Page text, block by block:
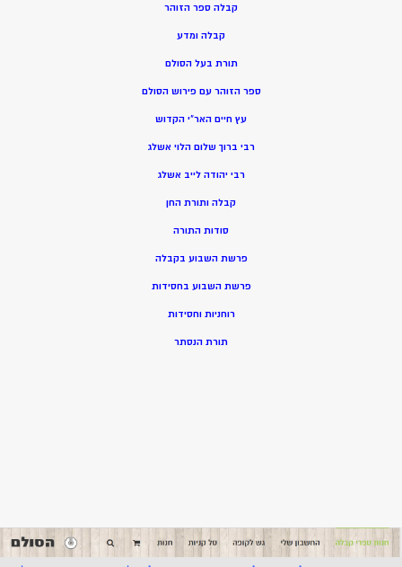
קבלה ספר הזוהר
קבלה ומדע
תורת בעל הסולם
ספר הזוהר עם פירוש הסולם
עץ חיים האר”י הקדוש
רבי ברוך שלום הלוי אשלג
רבי יהודה לייב אשלג
קבלה ותורת החן
סודות התורה
פרשת השבוע בקבלה
פרשת השבוע בחסידות
רוחניות וחסידות
תורת הנסתר